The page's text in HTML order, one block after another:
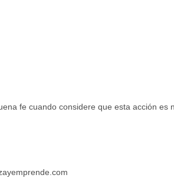
fe cuando considere que esta acción es